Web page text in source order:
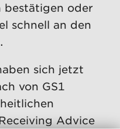
bestätigen oder
schnell an den
sich jetzt
von GS1
Advice